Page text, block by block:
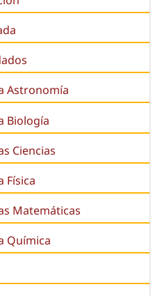
Astronomía
Biología
Ciencias
Física
Matemáticas
Química